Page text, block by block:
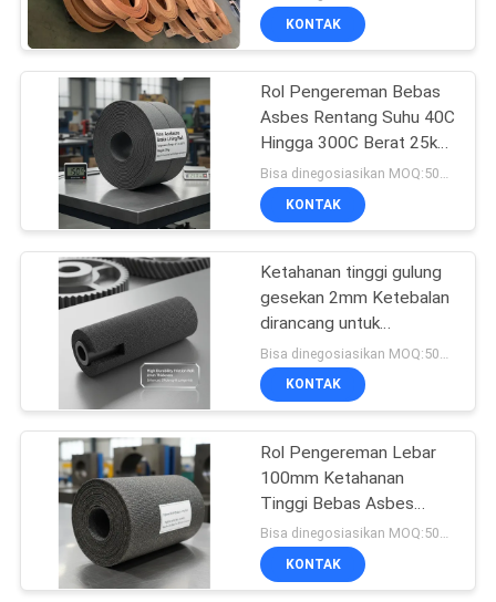
Kampas Rem
Industri
29
Seal Ring Gasket
10
KONTAK
Rol Pengereman Bebas
Asbes Rentang Suhu 40C
Hingga 300C Berat 25kg
Ideal untuk Aplikasi
Pengereman Kendaraan
Industri
KONTAK
Ketahanan tinggi gulung
gesekan 2mm Ketebalan
dirancang untuk
meningkatkan efisiensi
mesin melalui
pengendalian gesekan
KONTAK
Rol Pengereman Lebar
100mm Ketahanan
Tinggi Bebas Asbes
Cocok untuk Manufaktur
Kampas Rem dan
Komponen Gesekan
Bisa dinegosiasikan MOQ:500 Kgs
KONTAK